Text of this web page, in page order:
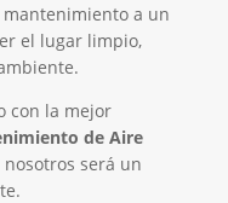
a un
el lugar limpio,
con la mejor
de Aire
nosotros será un